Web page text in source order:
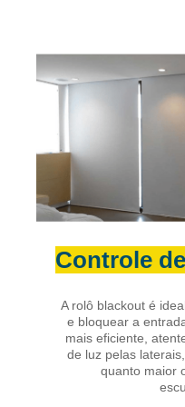
Controle
A rolô blackout é
e bloquear a
mais eficiente,
de luz pelas
quanto maior